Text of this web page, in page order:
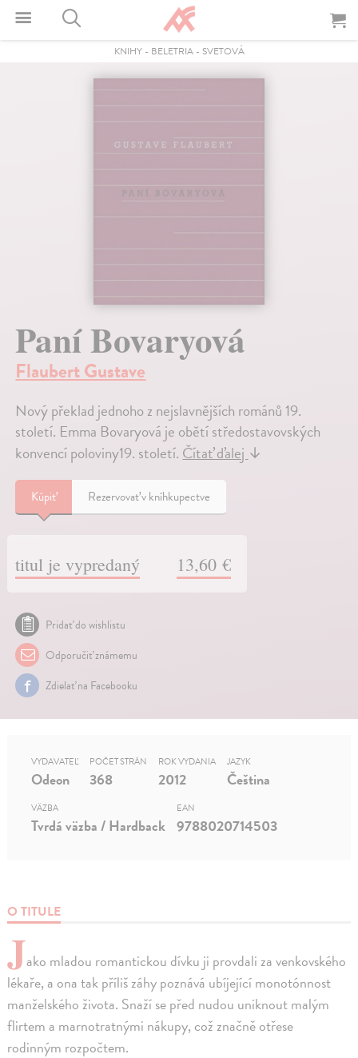
KNIHY- BELETRIA- SVETOVÁ
Paní Bovaryová
Flaubert Gustave
Nový překlad jednoho z nejslavnějších románů 19.
století. Emma Bovaryová je obětí středostavovských
konvencí poloviny19. století.Čítať ďalej↓
Kúpiť Rezervovať v kníhkupectve
titul je vypredaný 13,60 €
Pridať do wishlistu
Odporučiť známemu
Zdielať na Facebooku
O TITULE
Jako mladou romantickou dívku ji provdali za venkovského
lékaře, a ona tak příliš záhy poznává ubíjející monotónnost
manželského života. Snaží se před nudou uniknout malým
flirtem a marnotratnými nákupy, což značně otřese
rodinným rozpočtem.
VYDAVATEĽ
Odeon
POČET STRÁN
368
ROK VYDANIA
2012
JAZYK
Čeština
VÄZBA
Tvrdá väzba / Hardback
EAN
9788020714503